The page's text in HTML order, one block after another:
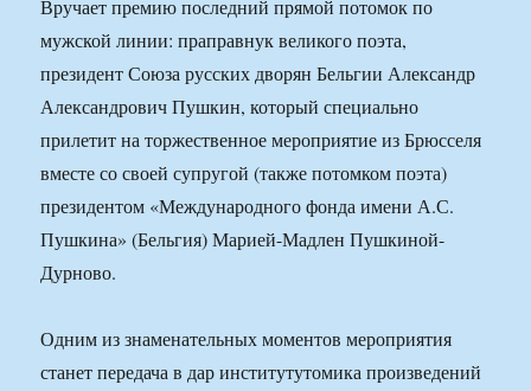
Вручает премию последний прямой потомок по
мужской линии: праправнук великого поэта,
президент Союза русских дворян Бельгии Александр
Александрович Пушкин, который специально
прилетит на торжественное мероприятие из Брюсселя
вместе со своей супругой (также потомком поэта)
президентом «Международного фонда имени А.С.
Пушкина» (Бельгия) Марией-Мадлен Пушкиной-
Дурново.
Одним из знаменательных моментов мероприятия
станет передача в дар институтутомика произведений